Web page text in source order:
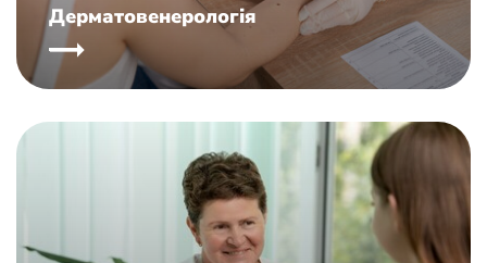
Дерматовенерологія